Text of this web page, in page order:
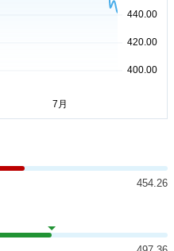
454.26